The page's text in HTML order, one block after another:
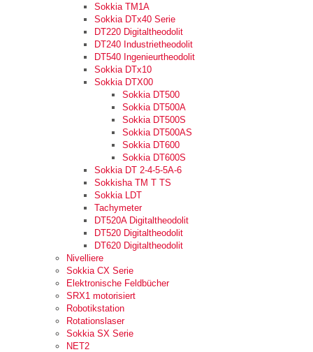
Sokkia TM1A
Sokkia DTx40 Serie
DT220 Digitaltheodolit
DT240 Industrietheodolit
DT540 Ingenieurtheodolit
Sokkia DTx10
Sokkia DTX00
Sokkia DT500
Sokkia DT500A
Sokkia DT500S
Sokkia DT500AS
Sokkia DT600
Sokkia DT600S
Sokkia DT 2-4-5-5A-6
Sokkisha TM T TS
Sokkia LDT
Tachymeter
DT520A Digitaltheodolit
DT520 Digitaltheodolit
DT620 Digitaltheodolit
Nivelliere
Sokkia CX Serie
Elektronische Feldbücher
SRX1 motorisiert
Robotikstation
Rotationslaser
Sokkia SX Serie
NET2